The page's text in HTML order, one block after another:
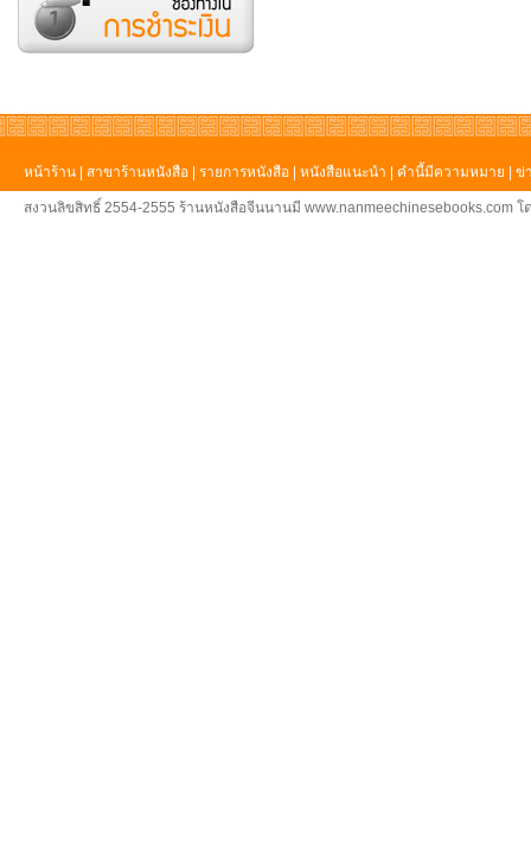
หน้าร้าน สาขาร้านหนังสือ รายการหนังสือ หนังสือแนะนำ คำนี้มีความหมาย ข่
สงวนลิขสิทธิ์ 2554-2555 ร้านหนังสือจีนนานมี www.nanmeechinesebooks.com